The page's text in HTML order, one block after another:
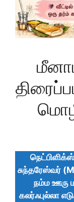
சுந்தரேஸ்வர்
நம்ம ஊரு
கலர்ஃபுல்லா